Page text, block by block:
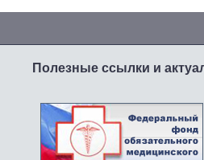
Полезные ссылки и